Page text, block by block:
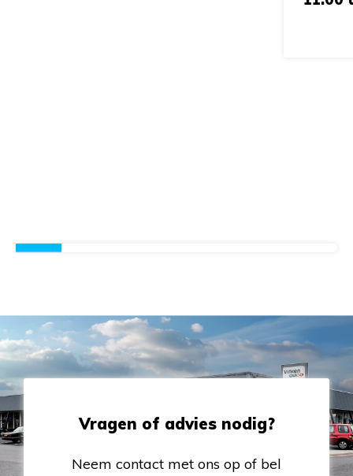
Vragen of advies nodig?
Neem contact met ons op of bel